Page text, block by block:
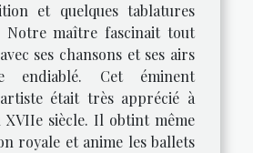
et quelques tablatures
maître fascinait tout
ses chansons et ses airs
endiablé. Cet éminent
était très apprécié à
XVIIe siècle. Il obtint même
royale et anime les ballets